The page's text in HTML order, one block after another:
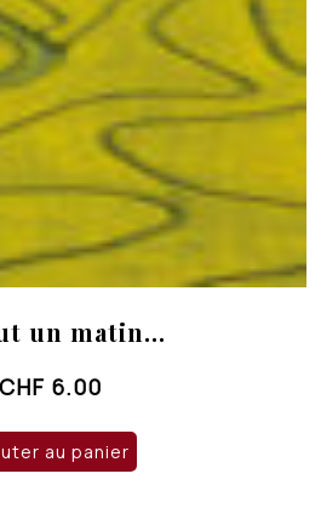
un matin…
CHF 6.00
au panier